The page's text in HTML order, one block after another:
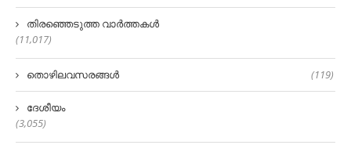
തിരഞ്ഞെടുത്ത വാർത്തകൾ
(11,017)
തൊഴിലവസരങ്ങൾ (119)
ദേശീയം
(3,055)